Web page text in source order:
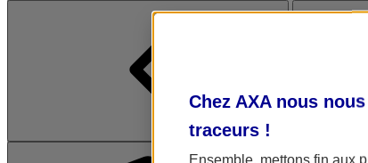
Chez AXA nous
traceurs !
Ensemble, mettons fin aux